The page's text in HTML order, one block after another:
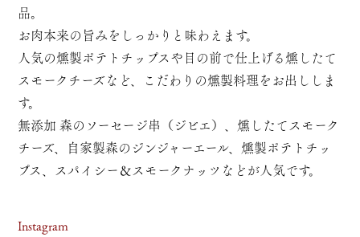
品。
お肉本来の旨みをしっかりと味わえます。
人気の燻製ポテトチップスや目の前で仕上げる燻したて
スモークチーズなど、こだわりの燻製料理をお出ししま
す。
無添加 森のソーセージ串（ジビエ）、燻したてスモーク
チーズ、自家製森のジンジャーエール、燻製ポテトチッ
プス、スパイシー＆スモークナッツなどが人気です。
Instagram